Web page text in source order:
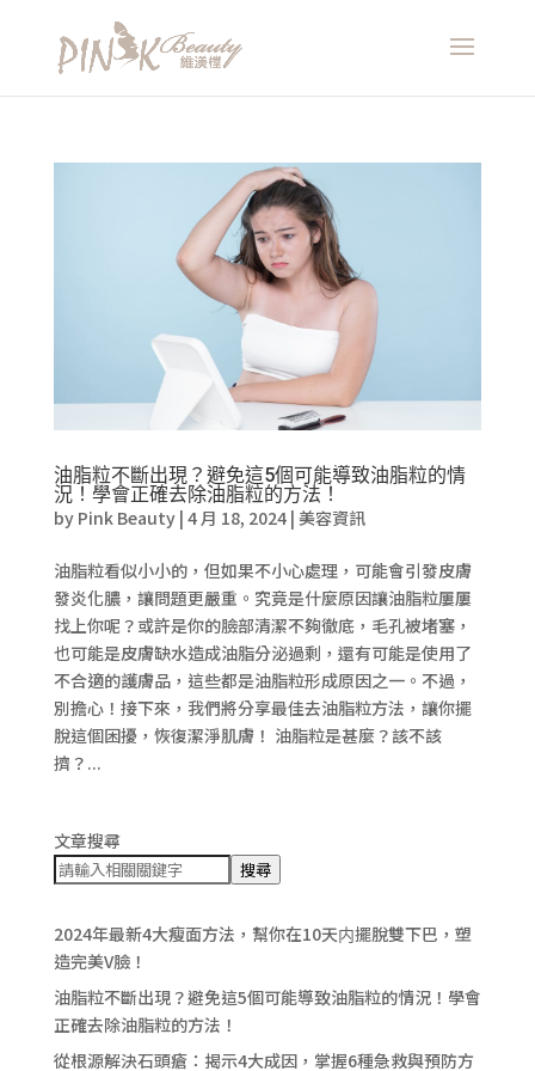
油脂粒不斷出現？避免這5個可能導致油脂粒的情
況！學會正確去除油脂粒的方法！
by Pink Beauty| 4 月 18, 2024| 美容資訊
油脂粒看似小小的，但如果不小心處理，可能會引發皮膚
發炎化膿，讓問題更嚴重。究竟是什麼原因讓油脂粒屢屢
找上你呢？或許是你的臉部清潔不夠徹底，毛孔被堵塞，
也可能是皮膚缺水造成油脂分泌過剩，還有可能是使用了
不合適的護膚品，這些都是油脂粒形成原因之一。不過，
別擔心！接下來，我們將分享最佳去油脂粒方法，讓你擺
脫這個困擾，恢復潔淨肌膚！ 油脂粒是甚麼？該不該
擠？...
文章搜尋
搜尋
2024年最新4大瘦面方法，幫你在10天内擺脫雙下巴，塑
造完美V臉！
油脂粒不斷出現？避免這5個可能導致油脂粒的情況！學會
正確去除油脂粒的方法！
從根源解決石頭瘡：揭示4大成因，掌握6種急救與預防方